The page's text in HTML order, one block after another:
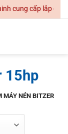
cung cấp lắp
15hp
MÁY NÉN BITZER